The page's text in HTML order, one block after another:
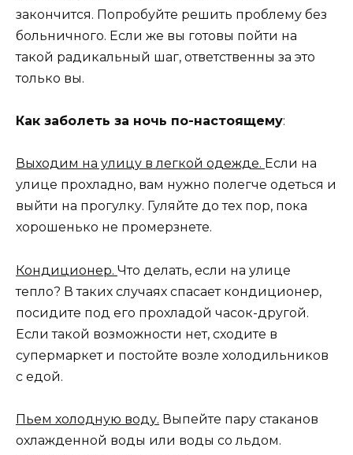
закончится. Попробуйте решить проблему без
больничного. Если же вы готовы пойти на
такой радикальный шаг, ответственны за это
только вы.
Как заболеть за ночь по-настоящему:
Выходим на улицу в легкой одежде. Если на
улице прохладно, вам нужно полегче одеться и
выйти на прогулку. Гуляйте до тех пор, пока
хорошенько не промерзнете.
Кондиционер. Что делать, если на улице
тепло? В таких случаях спасает кондиционер,
посидите под его прохладой часок-другой.
Если такой возможности нет, сходите в
супермаркет и постойте возле холодильников
с едой.
Пьем холодную воду. Выпейте пару стаканов
охлажденной воды или воды со льдом.